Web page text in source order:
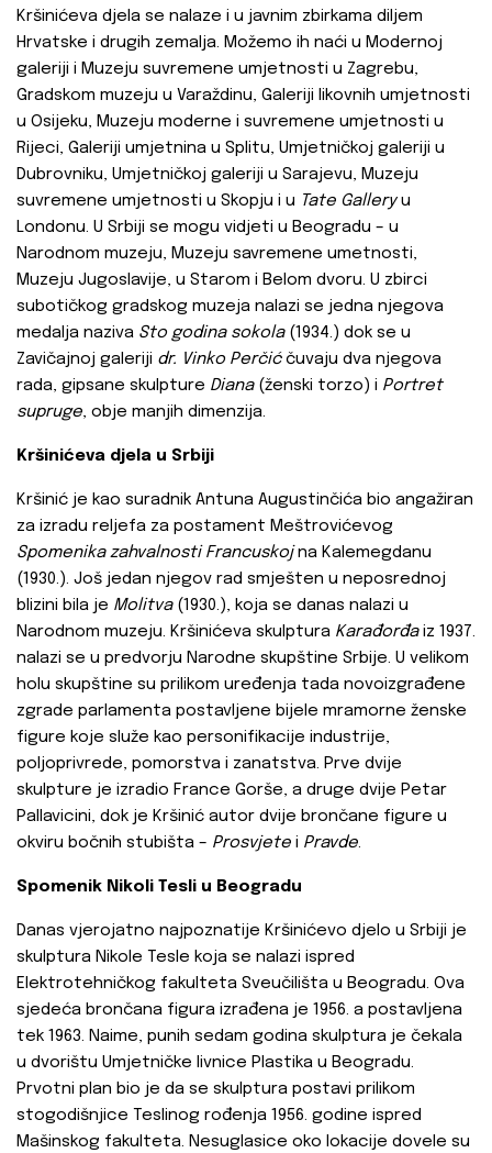
Kršinićeva djela se nalaze i u javnim zbirkama diljem
Hrvatske i drugih zemalja. Možemo ih naći u Modernoj
galeriji i Muzeju suvremene umjetnosti u Zagrebu,
Gradskom muzeju u Varaždinu, Galeriji likovnih umjetnosti
u Osijeku, Muzeju moderne i suvremene umjetnosti u
Rijeci, Galeriji umjetnina u Splitu, Umjetničkoj galeriji u
Dubrovniku, Umjetničkoj galeriji u Sarajevu, Muzeju
suvremene umjetnosti u Skopju i u Tate Galleryu
Londonu. U Srbiji se mogu vidjeti u Beogradu – u
Narodnom muzeju, Muzeju savremene umetnosti,
Muzeju Jugoslavije, u Starom i Belom dvoru. U zbirci
subotičkog gradskog muzeja nalazi se jedna njegova
medalja naziva Sto godina sokola(1934.) dok se u
Zavičajnoj galeriji dr. Vinko Perčićčuvaju dva njegova
rada, gipsane skulpture Diana(ženski torzo) i Portret
supruge, obje manjih dimenzija.
Kršinićeva djela u Srbiji
Kršinić je kao suradnik Antuna Augustinčića bio angažiran
za izradu reljefa za postament Meštrovićevog
Spomenika zahvalnosti Francuskojna Kalemegdanu
(1930.). Još jedan njegov rad smješten u neposrednoj
blizini bila je Molitva(1930.), koja se danas nalazi u
Narodnom muzeju. Kršinićeva skulptura Karađorđaiz 1937.
nalazi se u predvorju Narodne skupštine Srbije. U velikom
holu skupštine su prilikom uređenja tada novoizgrađene
zgrade parlamenta postavljene bijele mramorne ženske
figure koje služe kao personifikacije industrije,
poljoprivrede, pomorstva i zanatstva. Prve dvije
skulpture je izradio France Gorše, a druge dvije Petar
Pallavicini, dok je Kršinić autor dvije brončane figure u
okviru bočnih stubišta – Prosvjete i Pravde.
Spomenik Nikoli Tesli u Beogradu
Danas vjerojatno najpoznatije Kršinićevo djelo u Srbiji je
skulptura Nikole Tesle koja se nalazi ispred
Elektrotehničkog fakulteta Sveučilišta u Beogradu. Ova
sjedeća brončana figura izrađena je 1956. a postavljena
tek 1963. Naime, punih sedam godina skulptura je čekala
u dvorištu Umjetničke livnice Plastika u Beogradu.
Prvotni plan bio je da se skulptura postavi prilikom
stogodišnjice Teslinog rođenja 1956. godine ispred
Mašinskog fakulteta. Nesuglasice oko lokacije dovele su